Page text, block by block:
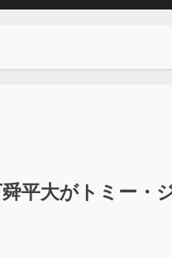
平大がトミー